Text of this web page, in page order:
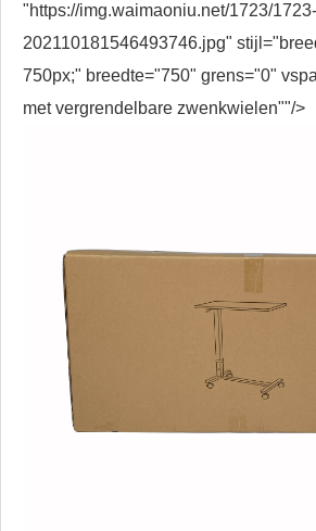
"https://img.waimaoniu.net/1723/1723-
202110181546493746.jpg"
750px;" breedte="750" grens="0"
met vergrendelbare zwenkwielen""/>